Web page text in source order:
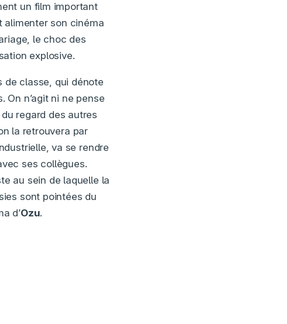
un film important
alimenter son cinéma
le choc des
explosive.
classe, qui dénote
On n’agit ni ne pense
regard des autres
la retrouvera par
va se rendre
ses collègues.
au sein de laquelle la
sont pointées du
d’Ozu.